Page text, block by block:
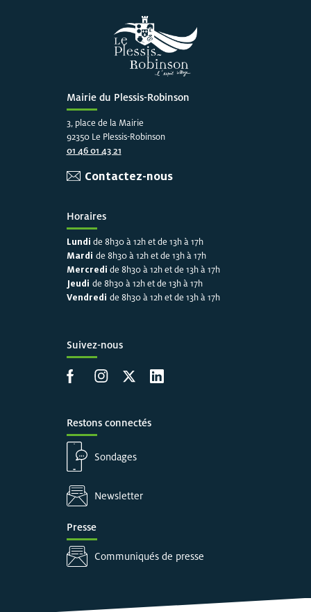
Mairie du Plessis-Robinson
3, place de la Mairie
92350 Le Plessis-Robinson
01 46 01 43 21
Contactez-nous
Horaires
Lundi de 8h30 à 12h et de 13h à 17h
Mardi de 8h30 à 12h et de 13h à 17h
Mercredi de 8h30 à 12h et de 13h à 17h
Jeudi de 8h30 à 12h et de 13h à 17h
Vendredi de 8h30 à 12h et de 13h à 17h
Suivez-nous
Accéder à la page Facebook
Accéder à la page Instagram
Accéder à la page X
Accéder à LinkedIn
Restons connectés
Sondages
Newsletter
Presse
Communiqués de presse